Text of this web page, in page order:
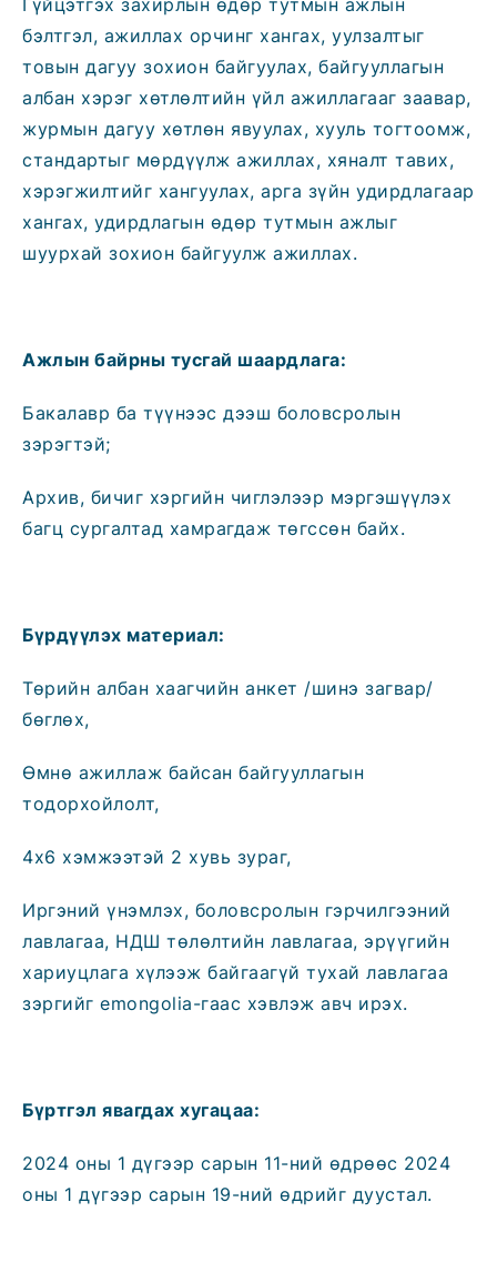
Гүйцэтгэх захирлын өдөр тутмын ажлын
бэлтгэл, ажиллах орчинг хангах, уулзалтыг
товын дагуу зохион байгуулах, байгууллагын
албан хэрэг хөтлөлтийн үйл ажиллагааг заавар,
журмын дагуу хөтлөн явуулах, хууль тогтоомж,
стандартыг мөрдүүлж ажиллах, хяналт тавих,
хэрэгжилтийг хангуулах, арга зүйн удирдлагаар
хангах, удирдлагын өдөр тутмын ажлыг
шуурхай зохион байгуулж ажиллах.
Ажлын байрны тусгай шаардлага:
Бакалавр ба түүнээс дээш боловсролын
зэрэгтэй;
Архив, бичиг хэргийн чиглэлээр мэргэшүүлэх
багц сургалтад хамрагдаж төгссөн байх.
Бүрдүүлэх материал:
Төрийн албан хаагчийн анкет /шинэ загвар/
бөглөх,
Өмнө ажиллаж байсан байгууллагын
тодорхойлолт,
4х6 хэмжээтэй 2 хувь зураг,
Иргэний үнэмлэх, боловсролын гэрчилгээний
лавлагаа, НДШ төлөлтийн лавлагаа, эрүүгийн
хариуцлага хүлээж байгаагүй тухай лавлагаа
зэргийг emongolia-гаас хэвлэж авч ирэх.
Бүртгэл явагдах хугацаа:
2024 оны 1 дүгээр сарын 11-ний өдрөөс 2024
оны 1 дүгээр сарын 19-ний өдрийг дуустал.